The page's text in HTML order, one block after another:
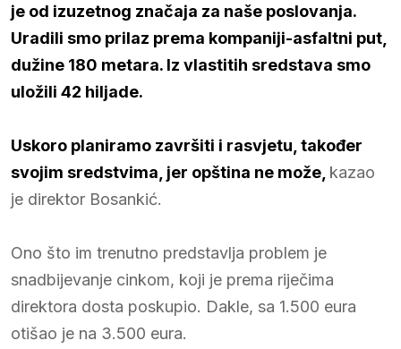
je od izuzetnog značaja za naše poslovanja.
Uradili smo prilaz prema kompaniji-asfaltni put,
dužine 180 metara. Iz vlastitih sredstava smo
uložili 42 hiljade.
Uskoro planiramo završiti i rasvjetu, također
svojim sredstvima, jer opština ne može, kazao
je direktor Bosankić.
Ono što im trenutno predstavlja problem je
snadbijevanje cinkom, koji je prema riječima
direktora dosta poskupio. Dakle, sa 1.500 eura
otišao je na 3.500 eura.